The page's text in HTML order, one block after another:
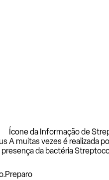
Ícone da Informação de
A muitas vezes é realizada
da bactéria
Preparo